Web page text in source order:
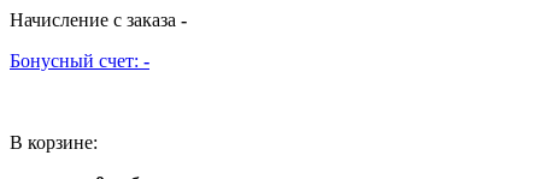
Начисление с заказа -
Бонусный счет: -
В корзине: